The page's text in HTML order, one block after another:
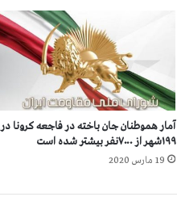
آمار هموطنان جان‌ باخته در فاجعه کرونا در
۱۹۹شهر از ۷۰۰۰نفر بیشتر شده است
19 مارس 2020